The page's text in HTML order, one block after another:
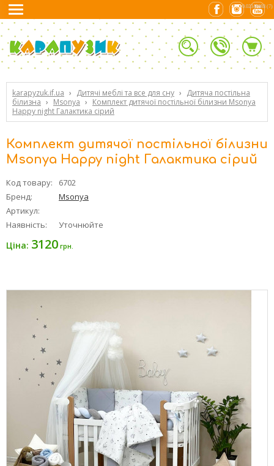
karapyzuk.if.ua › Дитячі меблі та все для сну › Дитяча постільна
білизна › Msonya › Комплект дитячої постільної білизни Msonya
Happy night Галактика сірий
Комплект дитячої постільної білизни
Msonya Happy night Галактика сірий
Код товару:
6702
Бренд:
Msonya
Артикул:
Наявність:
Уточнюйте
Ціна: 3120 грн.
0.02347088 (7)